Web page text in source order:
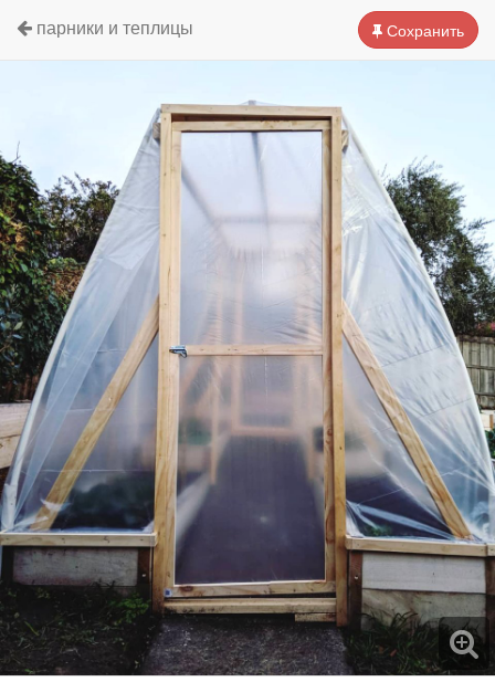
Сохранить
парники и теплицы